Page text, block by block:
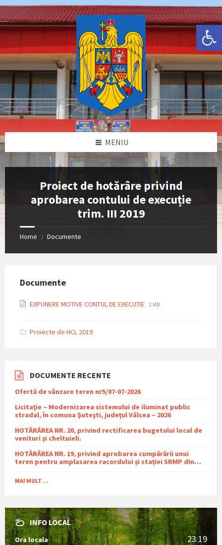
Deschide bara de unelte
Skip
to
content
Skip
to
left
sidebar
Skip
to
right
sidebar
Skip
to
footer
MENIU
Proiect de hotărâre privind
aprobarea contului de execuție
trim. III 2019
Home / Documente
Documente
EXPUNERE MOTIVE CONTUL DE EXECUTIE File
File
2 MB
Proiecte de HCL 2019
DOCUMENTE RECENTE
Ofertă de vânzare teren nr5/07-07-2026
Licitaţie – Modernizarea sistemului de iluminat public
stradal, în comuna Şuteşti, judeţul Vâlcea – 2026
HOTĂRÂREA NR. 20, privind rectificarea bugetului local de
venituri și cheltuieli.
HOTĂRÂREA NR. 19, privind aprobarea cumpărării unui
teren pentru amplasarea racordului și stației SRMP din
comuna Sutești.
MAI MULT ...
INFO LOCAL
Ora locala 23:19